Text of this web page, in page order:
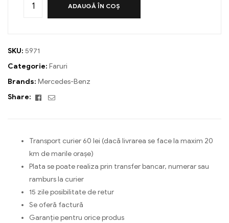
ADAUGĂ ÎN COȘ
SKU: 5971
Categorie: Faruri
Brands: Mercedes-Benz
Share:
Facebook
Email
Transport curier 60 lei (dacă livrarea se face la maxim 20
km de marile orașe)
Plata se poate realiza prin transfer bancar, numerar sau
ramburs la curier
15 zile posibilitate de retur
Se oferă factură
Garanție pentru orice produs